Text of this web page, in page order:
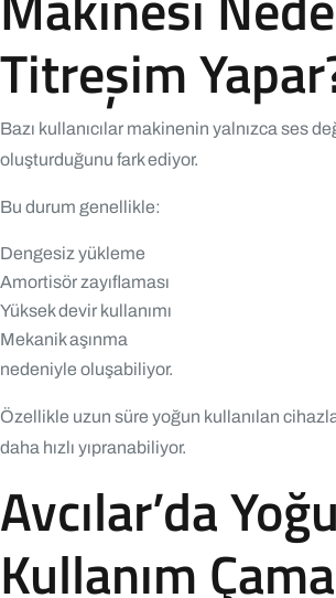
Titreşim
Bazı kullanıcılar makinenin yalnızca ses
oluşturduğunu fark ediyor.
Bu durum genellikle:
Dengesiz yükleme
Amortisör zayıflaması
Yüksek devir kullanımı
Mekanik aşınma
nedeniyle oluşabiliyor.
Özellikle uzun süre yoğun kullanılan
daha hızlı yıpranabiliyor.
Avcılar’da
Kullanım